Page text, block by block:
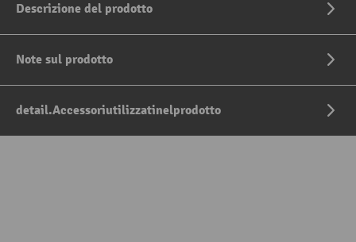
Descrizione del prodotto
Note sul prodotto
detail.Accessoriutilizzatinelprodotto